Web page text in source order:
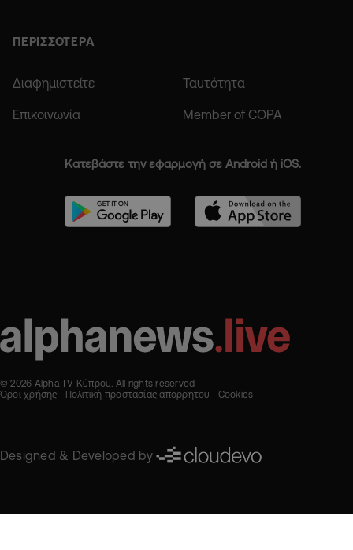
ΠΕΡΙΣΣΟΤΕΡΑ
Διαφημιστείτε Ταυτότητα
Επικοινωνία Member of COPA
Κατεβάστε την εφαρμογή σε Android ή iOS.
© 2026 Alpha TV Κύπρου. All rights reserved
Όροι χρήσης
Πολιτική προστασίας απορρήτου Cookies
Designed & Developed by